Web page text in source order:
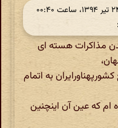
مذاکرات هسته ای
کشورپهناورایران به اتمام
ام که عین آن اینچنین